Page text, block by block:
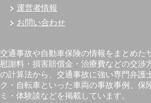
運営者情報
お問い合わせ
交通事故や自動車保険の情報をまとめた
慰謝料・損害賠償金・治療費などの交渉
の計算法から、交通事故に強い専門弁護
ク・自転車といった車両の事故事例、保
ミ・体験談などを掲載しています。